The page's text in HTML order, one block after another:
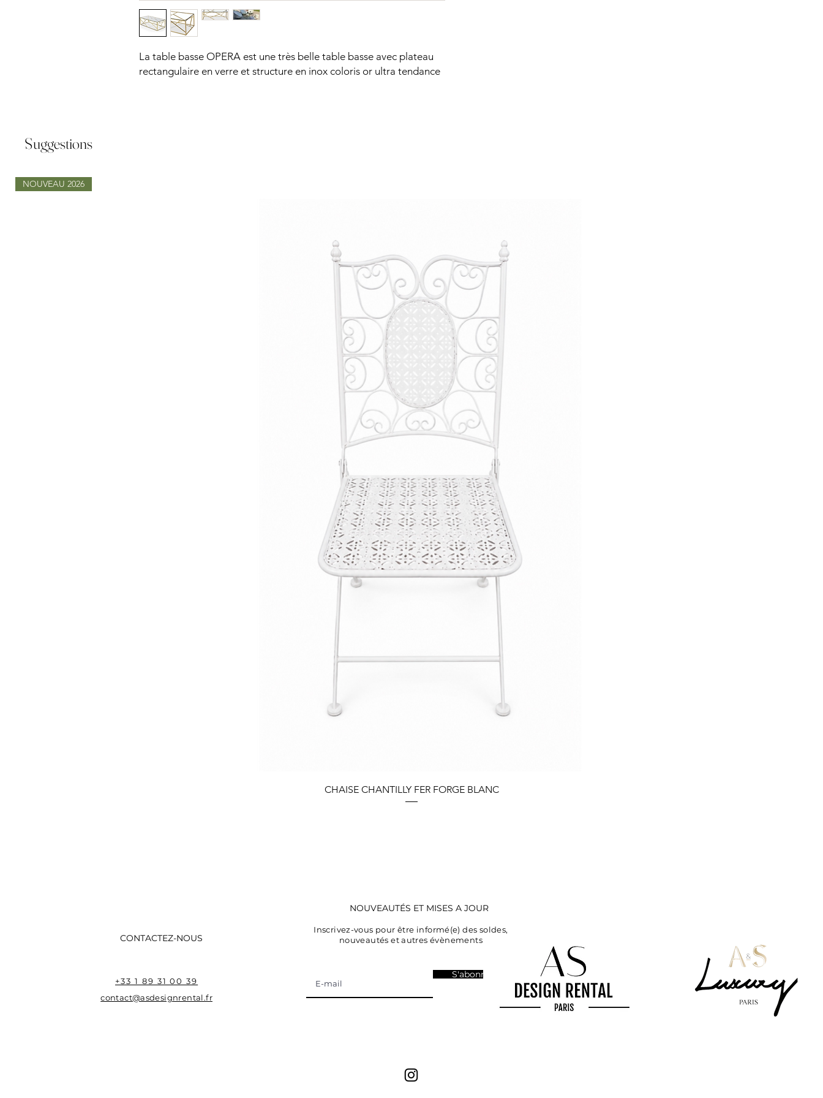
La table basse OPERA est une très belle table basse avec plateau
rectangulaire en verre et structure en inox coloris or ultra tendance
Suggestions
Aperçu rapide
NOUVEAU 2026
CHAISE CHANTILLY FER FORGE BLANC
CONTACTEZ-NOUS
+33 1 89 31 00 39
contact@asdesignrental.fr
NOUVEAUTÉS ET MISES A JOUR
Inscrivez-vous pour être informé(e) des soldes,
nouveautés et autres évènements
S'abonner